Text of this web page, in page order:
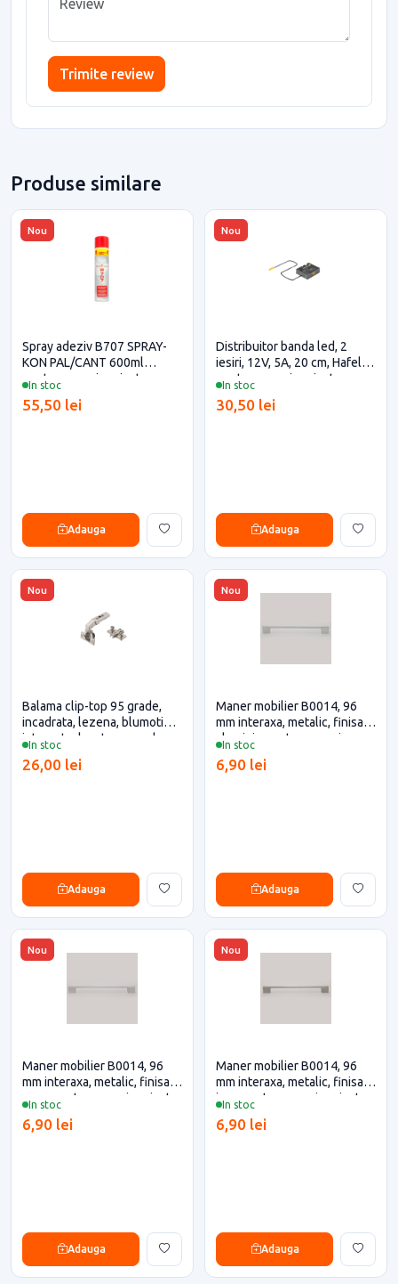
Trimite review
Produse similare
Nou
In stoc
Spray adeziv B707 SPRAY-
KON PAL/CANT 600ml
pentru casa si proiecte
55,50 lei
Adauga
Nou
In stoc
Distribuitor banda led, 2
iesiri, 12V, 5A, 20 cm, Hafele
pentru casa si proiecte
30,50 lei
Adauga
Nou
In stoc
Balama clip-top 95 grade,
incadrata, lezena, blumotion
integrat, placuta expando
eficiente
26,00 lei
Adauga
Nou
In stoc
Maner mobilier B0014, 96
mm interaxa, metalic, finisaj
aluminiu pentru casa si
6,90 lei
Adauga
Nou
In stoc
Maner mobilier B0014, 96
mm interaxa, metalic, finisaj
crom pentru casa si proiecte
6,90 lei
Adauga
Nou
In stoc
Maner mobilier B0014, 96
mm interaxa, metalic, finisaj
inox pentru casa si proiecte
6,90 lei
Adauga